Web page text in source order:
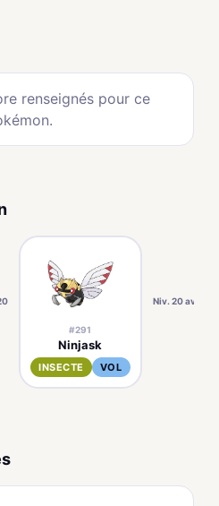
renseignés pour ce
#291
Ninjask
INSECTE VOL
Niv. 20 avec